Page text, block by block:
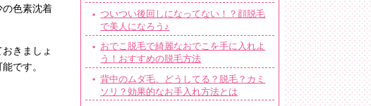
の色素沈着
きましょ
です。
ついつい後回しになってない！？顔脱毛
で美人になろう♪
おでこ脱毛で綺麗なおでこを手に入れよ
う！おすすめの脱毛方法
背中のムダ毛、どうしてる？脱毛？カミ
ソリ？効果的なお手入れ方法とは